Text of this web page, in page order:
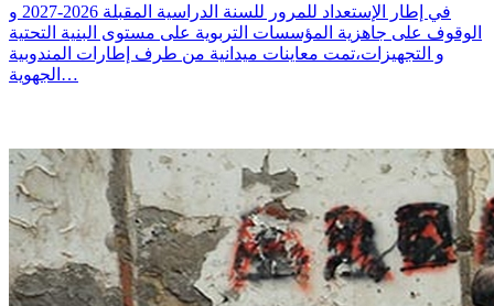
في إطار الإستعداد للمرور للسنة الدراسية المقبلة 2026-2027 و
الوقوف على جاهزية المؤسسات التربوية على مستوى البنية التحتية
و التجهيزات،تمت معاينات ميدانية من طرف إطارات المندوبية
الجهوية…